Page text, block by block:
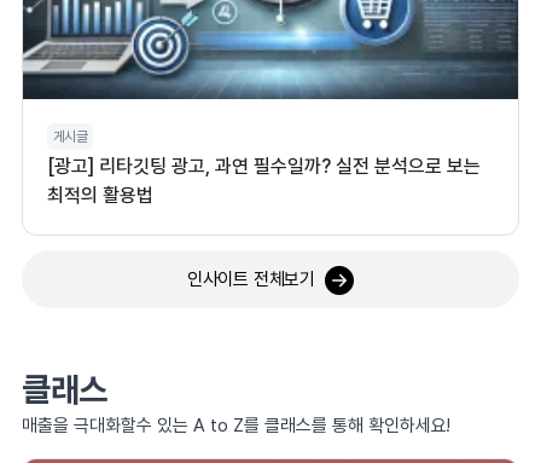
게시글
[광고] 리타깃팅 광고, 과연 필수일까? 실전 분석으로 보는
최적의 활용법
인사이트 전체보기
클래스
매출을 극대화할수 있는 A to Z를 클래스를 통해 확인하세요!